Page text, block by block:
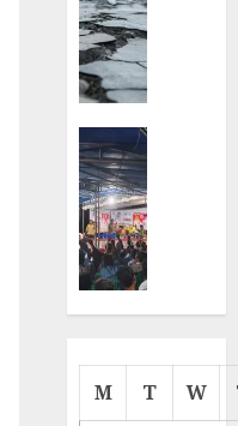
Cermin
M T W